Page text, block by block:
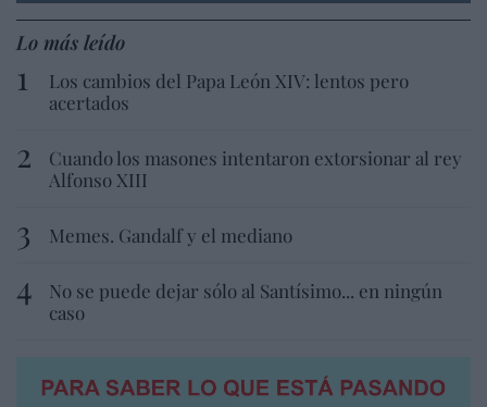
Lo más leído
Los cambios del Papa León XIV: lentos pero
acertados
Cuando los masones intentaron extorsionar al rey
Alfonso XIII
Memes. Gandalf y el mediano
No se puede dejar sólo al Santísimo... en ningún
caso